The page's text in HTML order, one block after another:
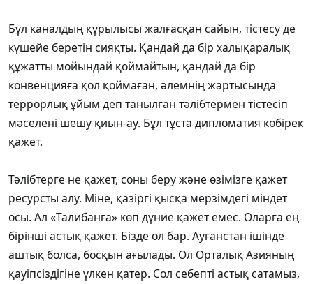
Бұл каналдың құрылысы жалғасқан сайын, тістесу де
күшейе беретін сияқты. Қандай да бір халықаралық
құжатты мойындай қоймайтын, қандай да бір
конвенцияға қол қоймаған, әлемнің жартысында
террорлық ұйым деп танылған тәлібтермен тістесіп
мәселені шешу қиын-ау. Бұл тұста дипломатия көбірек
қажет.
Тәлібтерге не қажет, соны беру және өзімізге қажет
ресурсты алу. Міне, қазіргі қысқа мерзімдегі міндет
осы. Ал «Талибанға» көп дүние қажет емес. Оларға ең
бірінші астық қажет. Бізде ол бар. Ауғанстан ішінде
аштық болса, босқын ағылады. Ол Орталық Азияның
қауіпсіздігіне үлкен қатер. Сол себепті астық сатамыз,